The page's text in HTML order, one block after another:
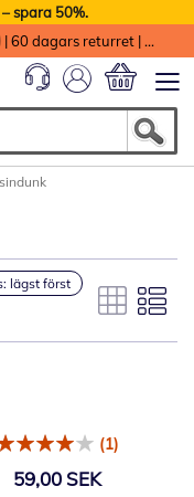
spara 50%.
|60 dagars returret |
lägst först
(1)
59,00 SEK